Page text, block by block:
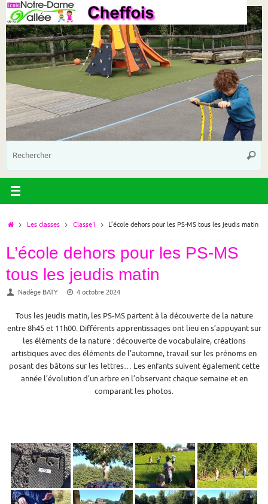
Passer
contenu
AccueilLes classes Classe1 L’école dehors pour les PS-MS tous les jeudis matin
L’école dehors pour les PS-MS
tous les jeudis matin
Nadège BATY 4 octobre 2024
Tous les jeudis matin, les PS-MS partent à la découverte de la nature
entre 8h45 et 11h00. Différents apprentissages ont lieu en s’appuyant sur
les éléments de la nature : découverte de vocabulaire, créations
artistiques avec des éléments de l’automne, travail sur les prénoms en
posant des bâtons sur les lettres… Les enfants suivent également cette
année l’évolution d’un arbre en l’observant chaque semaine et en
comparant les photos.